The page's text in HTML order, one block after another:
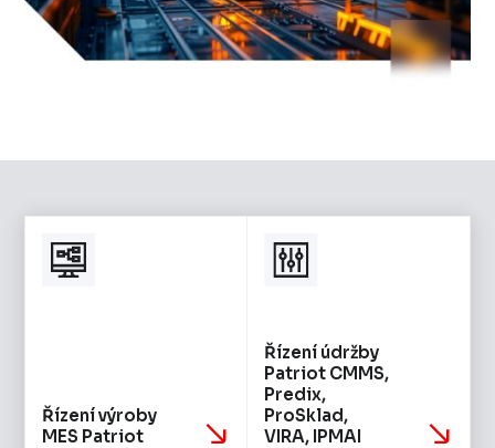
Řízení výroby
MES Patriot
Řízení údržby
Patriot CMMS,
Predix,
ProSklad,
VIRA, IPMAI